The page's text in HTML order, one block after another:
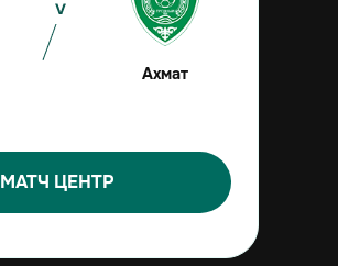
Ахмат
МАТЧ ЦЕНТР